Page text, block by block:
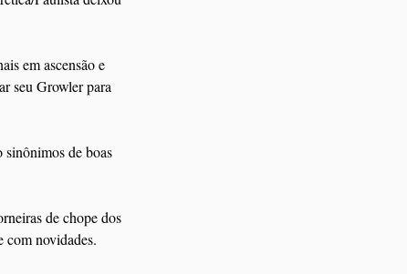
em ascensão e
seu Growler para
sinônimos de boas
de chope dos
com novidades.